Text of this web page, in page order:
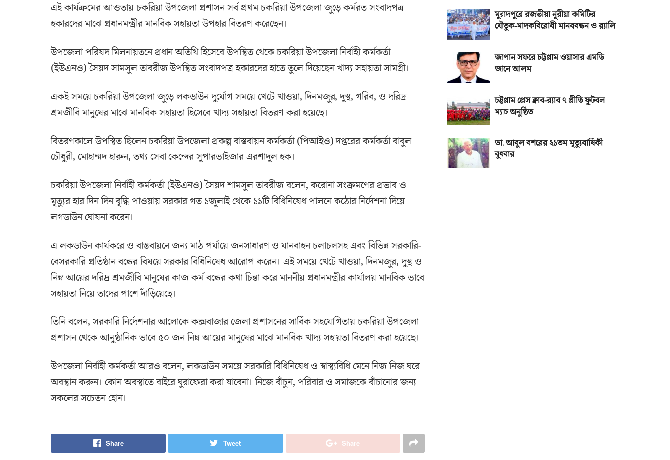
এই কার্যক্রমের আওতায় চকরিয়া উপজেলা প্রশাসন সর্ব প্রথম চকরিয়া উপজেলা জুড়ে কর্মরত সংবাদপত্র
হকারদের মাঝে প্রধানমন্ত্রীর মানবিক সহায়তা উপহার বিতরণ করেছেন।
উপজেলা পরিষদ মিলনায়তনে প্রধান অতিথি হিসেবে উপস্থিত থেকে চকরিয়া উপজেলা নির্বাহী কর্মকর্তা
(ইউএনও) সৈয়দ সামসুল তাবরীজ উপস্থিত সংবাদপত্র হকারদের হাতে তুলে দিয়েছেন খাদ্য সহায়তা সামগ্রী।
একই সময়ে চকরিয়া উপজেলা জুড়ে লকডাউন দুর্যোগ সময়ে খেটে খাওয়া, দিনমজুর, দুস্থ, গরিব, ও দরিদ্র
শ্রমজীবি মানুষের মাঝে মানবিক সহায়তা হিসেবে খাদ্য সহায়তা বিতরণ করা হয়েছে।
বিতরণকালে উপস্থিত ছিলেন চকরিয়া উপজেলা প্রকল্প বাস্তবায়ন কর্মকর্তা (পিআইও) দপ্তরের কর্মকর্তা বাবুল
চৌধুরী, মোহাম্মদ হারুন, তথ্য সেবা কেন্দের সুপারভাইজার এরশাদুল হক।
চকরিয়া উপজেলা নির্বাহী কর্মকর্তা (ইউএনও) সৈয়দ শামসুল তাবরীজ বলেন, করোনা সংক্রমণের প্রভাব ও
মৃত্যুর হার দিন দিন বৃদ্ধি পাওয়ায় সরকার গত ১জুলাই থেকে ১১টি বিধিনিষেধ পালনে কঠোর নির্দেশনা দিয়ে
লগডাউন ঘোষনা করেন।
এ লকডাউন কার্যকরে ও বাস্তবায়নে জন্য মাঠ পর্যায়ে জনসাধারণ ও যানবাহন চলাচলসহ এবং বিভিন্ন সরকারি-
বেসরকারি প্রতিষ্ঠান বন্ধের বিষয়ে সরকার বিধিনিষেধ আরোপ করেন। এই সময়ে খেটে খাওয়া, দিনমজুর, দুস্থ ও
নিম্ন আয়ের দরিদ্র শ্রমজীবি মানুষের কাজ কর্ম বন্ধের কথা চিন্তা করে মাননীয় প্রধানমন্ত্রীর কার্যালয় মানবিক ভাবে
সহায়তা নিয়ে তাদের পাশে দাঁড়িয়েছে।
তিনি বলেন, সরকারি নির্দেশনার আলোকে কক্সবাজার জেলা প্রশাসনের সার্বিক সহযোগিতায় চকরিয়া উপজেলা
প্রশাসন থেকে আনুষ্ঠানিক ভাবে ৫০ জন নিম্ন আয়ের মানুষের মাঝে মানবিক খাদ্য সহায়তা বিতরণ করা হয়েছে।
উপজেলা নির্বাহী কর্মকর্তা আরও বলেন, লকডাউন সময়ে সরকারি বিধিনিষেধ ও স্বাস্থ্যবিধি মেনে নিজ নিজ ঘরে
অবস্থান করুন। কোন অবস্থাতে বাইরে ঘুরাফেরা করা যাবেনা। নিজে বাঁচুন, পরিবার ও সমাজকে বাঁচানোর জন্য
সকলের সচেতন হোন।
Share Tweet Share
মুরাদপুরে রজভীয়া নূরীয়া কমিটির
যৌতুক-মাদকবিরোধী মানববন্ধন ও র‌্যালি
জাপান সফরে চট্টগ্রাম ওয়াসার এমডি
জানে আলম
চট্টগ্রাম প্রেস ক্লাব-র‌্যাব ৭ প্রীতি ফুটবল
ম্যাচ অনুষ্ঠিত
ডা. আবুল বশরের ২১তম মৃত্যুবার্ষিকী
বুধবার